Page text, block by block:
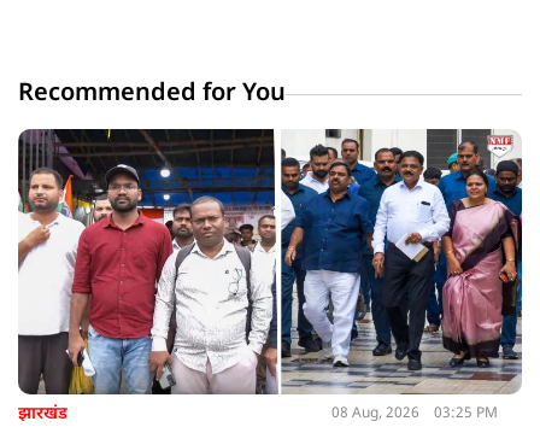
Recommended for You
झारखंड 08 Aug, 2026 03:25 PM